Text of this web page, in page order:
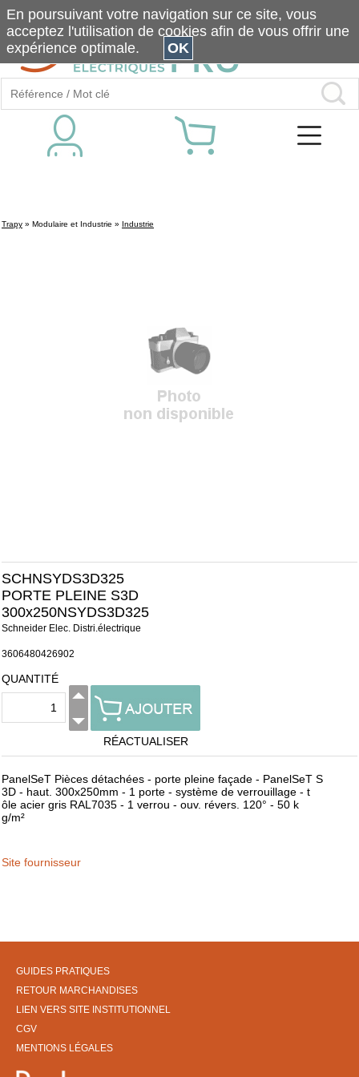
Trapy » Modulaire et Industrie » Industrie
SCHNSYDS3D325
PORTE PLEINE S3D
300x250NSYDS3D325
Schneider Elec. Distri.électrique
3606480426902
QUANTITÉ
RÉACTUALISER
PanelSeT Pièces détachées - porte pleine façade - PanelSeT S
3D - haut. 300x250mm - 1 porte - système de verrouillage - t
ôle acier gris RAL7035 - 1 verrou - ouv. révers. 120° - 50 k
g/m²
Site fournisseur
GUIDES PRATIQUES
RETOUR MARCHANDISES
LIEN VERS SITE INSTITUTIONNEL
CGV
MENTIONS LÉGALES
En poursuivant votre navigation sur ce site, vous
acceptez l'utilisation de cookies afin de vous offrir une
expérience optimale.
OK